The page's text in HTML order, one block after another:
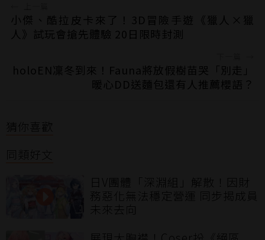
小傑、酷拉皮卡來了！3D冒險手遊《獵人×獵
人》試玩會搶先體驗 20日限時封測
holoEN凜冬到來！Fauna將放假樹苗哭「別走」
暖心DD送麵包還有人推薦櫻語？
猜你喜歡
同類好文
日V團體「深淵組」解散！因財
務惡化無法穩定營運 同步揭成員
未來去向